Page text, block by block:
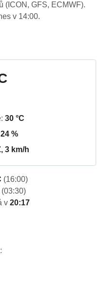
(ICON, GFS, ECMWF).
v 14:00.
30 °C
24 %
3 km/h
(16:00)
(03:30)
v 20:17